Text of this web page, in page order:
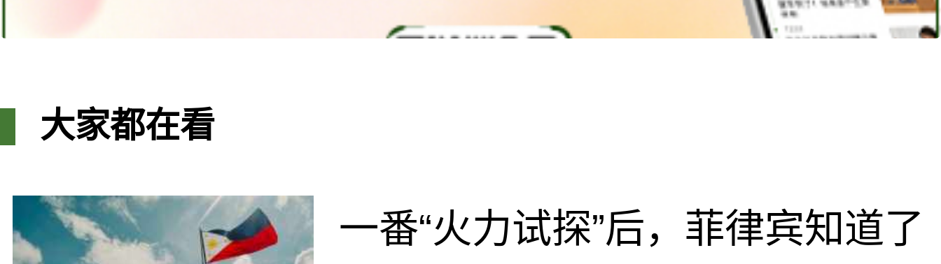
大家都在看
一番“火力试探”后，菲律宾知道了